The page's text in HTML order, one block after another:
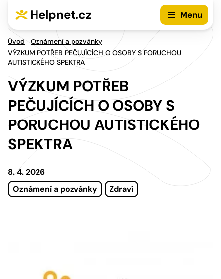
Helpnet.cz Menu
Úvod
Oznámení a pozvánky
VÝZKUM POTŘEB PEČUJÍCÍCH O OSOBY S PORUCHOU
AUTISTICKÉHO SPEKTRA
VÝZKUM POTŘEB
PEČUJÍCÍCH O OSOBY S
PORUCHOU AUTISTICKÉHO
SPEKTRA
8. 4. 2026
Oznámení a pozvánky
Zdraví